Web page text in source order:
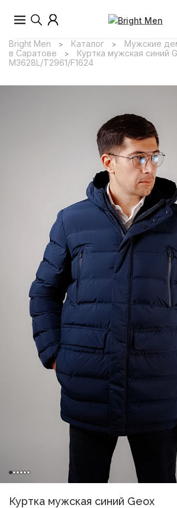
Bright Men > Каталог >
Мужские
в Саратове
>
Куртка мужская синий
M3628L/T2961/F1624
Куртка мужская синий Geox